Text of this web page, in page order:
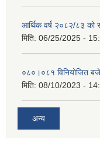
आर्थिक वर्ष २०८२/८३ को
मिति: 06/25/2025 -
०८०।०८१ विनियोजित
मिति: 08/10/2023 -
अन्य